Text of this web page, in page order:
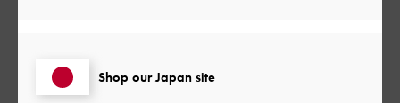
Shop our Japan site